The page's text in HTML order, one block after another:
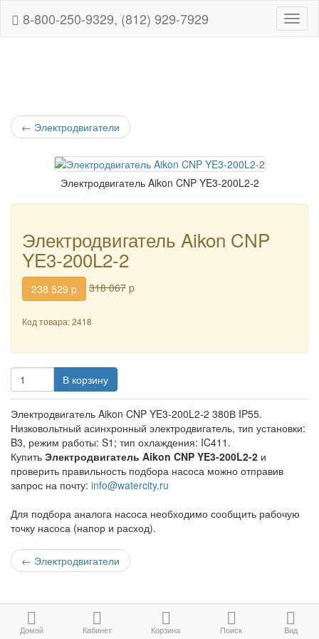
8-800-250-9329, (812) 929-7929
← Электродвигатели
Электродвигатель Aikon CNP YE3-200L2-2
Электродвигатель Aikon CNP
YE3-200L2-2
238 529 p 318 067 p
Код товара: 2418
В корзину
Электродвигатель Aikon CNP YE3-200L2-2 380В IP55.
Низковольтный асинхронный электродвигатель, тип установки:
B3, режим работы: S1; тип охлаждения: IC411.
Купить Электродвигатель Aikon CNP YE3-200L2-2 и
проверить правильность подбора насоса можно отправив
запрос на почту: info@watercity.ru
Для подбора аналога насоса необходимо сообщить рабочую
точку насоса (напор и расход).
← Электродвигатели
Домой Кабинет Корзина Поиск Вид